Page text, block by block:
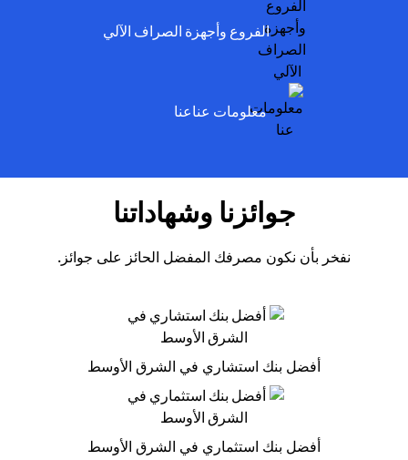
الفروع وأجهزة الصراف الآلي
معلومات عناعنا
جوائزنا وشهاداتنا
نفخر بأن نكون مصرفك المفضل الحائز على جوائز.
أفضل بنك استشاري في الشرق الأوسط
أفضل بنك استثماري في الشرق الأوسط